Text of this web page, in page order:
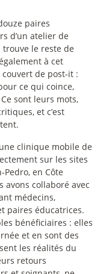
paires
d’un atelier de
trouve le reste de
à cet
de post-it :
ce qui coince,
sont leurs mots,
et c’est
clinique mobile de
sur les sites
en Côte
avons collaboré avec
médecins,
paires éducatrices.
bénéficiaires : elles
et en sont des
les réalités du
retours